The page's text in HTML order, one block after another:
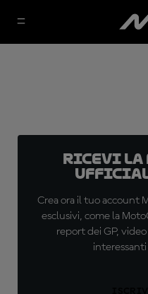
Ricevi
Crea ora il tuo account
esclusivi, come la
report dei GP,